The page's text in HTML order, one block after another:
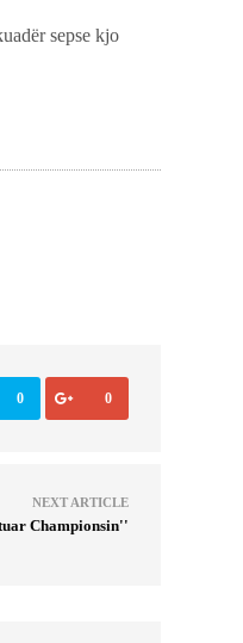
sepse kjo
0 0
NEXT ARTICLE
Championsin''